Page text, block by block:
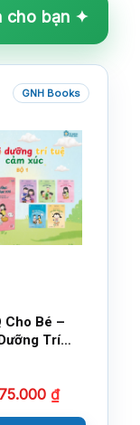
cho bạn ✦
GNH Books
Cho Bé –
Trí
₫